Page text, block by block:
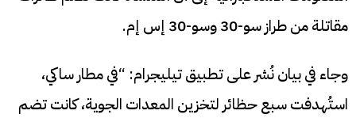
مقاتلة من طراز سو-30 وسو-30 إس إم.
وجاء في بيان نُشر على تطبيق تيليجرام: “في مطار ساكي،
استُهدفت سبع حظائر لتخزين المعدات الجوية، كانت تضم